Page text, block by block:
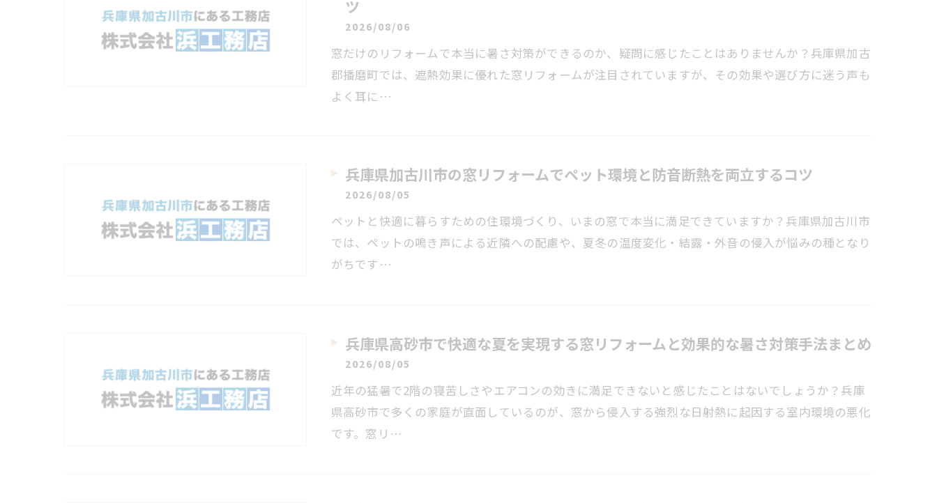
ツ
2026/08/06
窓だけのリフォームで本当に暑さ対策ができるのか、疑問に感じたことはありませんか？兵庫県加古
郡播磨町では、遮熱効果に優れた窓リフォームが注目されていますが、その効果や選び方に迷う声も
よく耳に…
兵庫県加古川市の窓リフォームでペット環境と防音断熱を両立するコツ
2026/08/05
ペットと快適に暮らすための住環境づくり、いまの窓で本当に満足できていますか？兵庫県加古川市
では、ペットの鳴き声による近隣への配慮や、夏冬の温度変化・結露・外音の侵入が悩みの種となり
がちです…
兵庫県高砂市で快適な夏を実現する窓リフォームと効果的な暑さ対策手法まとめ
2026/08/05
近年の猛暑で2階の寝苦しさやエアコンの効きに満足できないと感じたことはないでしょうか？兵庫
県高砂市で多くの家庭が直面しているのが、窓から侵入する強烈な日射熱に起因する室内環境の悪化
です。窓リ…